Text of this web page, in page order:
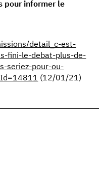
pour informer le
detail_c-est-
fini-le-debat-plus-de-
seriez-pour-ou-
(12/01/21)